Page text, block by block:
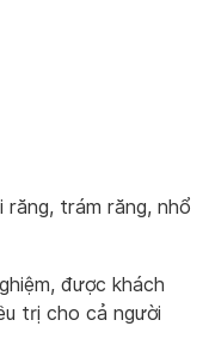
răng, trám răng, nhổ
được khách
trị cho cả người